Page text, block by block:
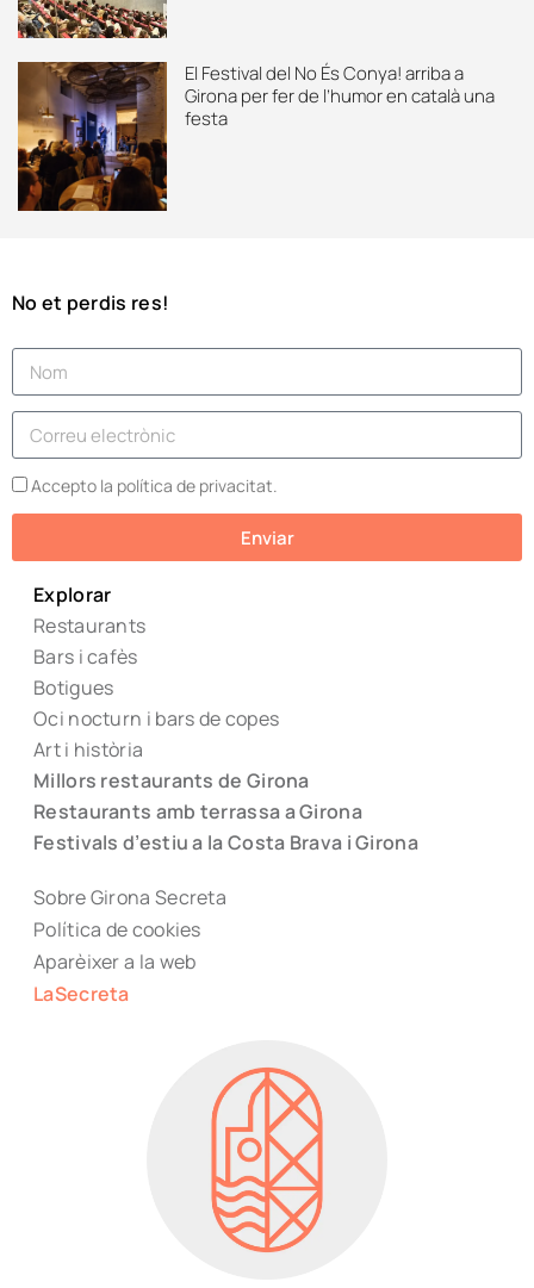
El Festival del No És Conya! arriba a
Girona per fer de l’humor en català una
festa
No et perdis res!
Accepto la política de privacitat.
Enviar
Explorar
Restaurants
Bars i cafès
Botigues
Oci nocturn i bars de copes
Art i història
Millors restaurants de Girona
Restaurants amb terrassa a Girona
Festivals d’estiu a la Costa Brava i Girona
Sobre Girona Secreta
Política de cookies
Aparèixer a la web
LaSecreta